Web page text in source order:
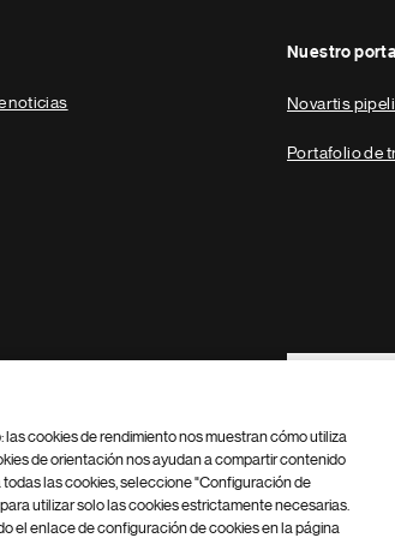
noticias
Nuestro
Novartis
Portafolio de
Footer Site
Configuración de cookies Mapa del sitio
cookies de rendimiento nos muestran cómo utiliza
de orientación nos ayudan a compartir contenido
las cookies, seleccione "Configuración de
utilizar solo las cookies estrictamente necesarias.
el enlace de configuración de cookies en la página